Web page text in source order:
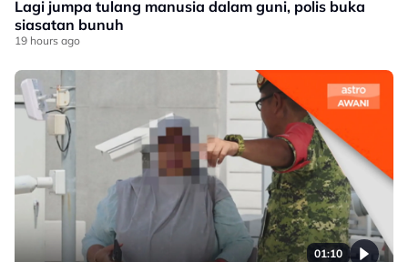
Lagi jumpa tulang manusia dalam guni, polis buka
siasatan bunuh
19 hours ago
01:10